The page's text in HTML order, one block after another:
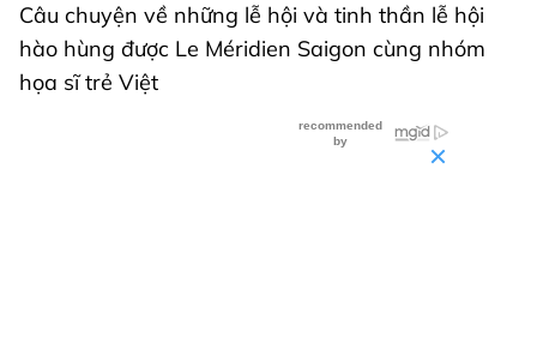
Câu chuyện về những lễ hội và tinh thần lễ hội
hào hùng được Le Méridien Saigon cùng nhóm
họa sĩ trẻ Việt